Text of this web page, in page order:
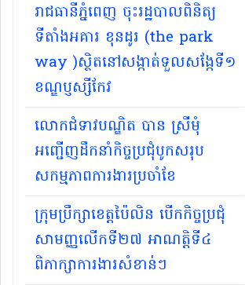
រាជធានីភ្នំពេញ ចុះរដ្ឋបាលពិនិត្យ
ទីតាំងអគារ ខុនដូរ (the park
way )ស្ថិតនៅសង្កាត់ទួលសង្កែទី១
ខណ្ឌប្ញស្សីកែវ
លោកជំទាវបណ្ឌិត បាន ស្រីមុំ
អញ្ជើញដឹកនាំកិច្ចប្រជុំបូកសរុប
សកម្មភាពការងារប្រចាំខែ
ក្រុមប្រឹក្សាខេត្តប៉ៃលិន បើកកិច្ចប្រជុំ
សាមញ្ញលើកទី២៧ អាណត្តិទី៤
ពិភាក្សាការងារសំខាន់ៗ